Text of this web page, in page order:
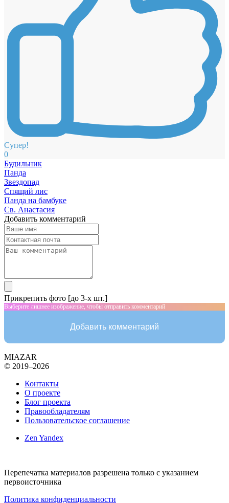
Супер!
0
Будильник
Панда
Звездопад
Спящий лис
Панда на бамбуке
Св. Анастасия
Добавить комментарий
Прикрепить фото [до 3-х шт.]
Выберите лишнее изображение, чтобы отправить комментарий
Добавить комментарий
MIAZAR
© 2019–2026
Контакты
О проекте
Блог проекта
Правообладателям
Пользовательское соглашение
Zen Yandex
Перепечатка материалов разрешена только с указанием
первоисточника
Политика конфиденциальности